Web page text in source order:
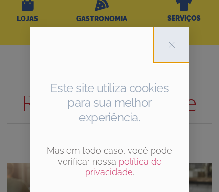
LOJAS GASTRONOMIA SERVIÇOS
Etiqueta:
Responsabilidade
Este site utiliza cookies
para sua melhor
experiência.
Mas em todo caso, você pode
verificar nossa política de
privacidade.